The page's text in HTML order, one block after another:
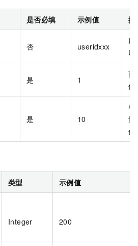
是否必填 示例值 描
否 useridxxx
用
是 1
页
值
是 10
单
量
值
类型 示例值
Integer 200